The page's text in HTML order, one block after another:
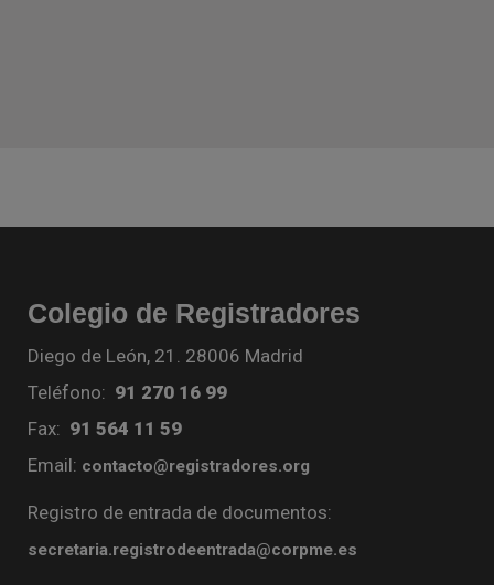
Colegio de Registradores
Diego de León, 21. 28006 Madrid
Teléfono: 91 270 16 99
Fax: 91 564 11 59
Email: contacto@registradores.org
Registro de entrada de documentos:
secretaria.registrodeentrada@corpme.es